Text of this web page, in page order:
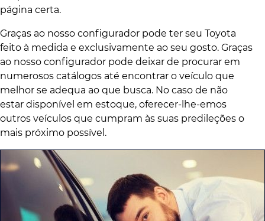
página certa.
Graças ao nosso configurador pode ter seu Toyota
feito à medida e exclusivamente ao seu gosto. Graças
ao nosso configurador pode deixar de procurar em
numerosos catálogos até encontrar o veículo que
melhor se adequa ao que busca. No caso de não
estar disponível em estoque, oferecer-lhe-emos
outros veículos que cumpram às suas predileções o
mais próximo possível.